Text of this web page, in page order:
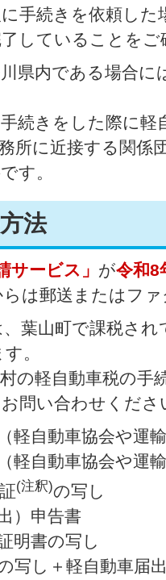
手続きを依頼した
していることを
県内である場合に
続きをした際に軽
所に近接する関係
す。
法
サービス」 が令和8
らは郵送またはフ
葉山町で課税さ
。
の軽自動車税の手
問い合わせくださ
軽自動車協会や運
軽自動車協会や運
(注釈)の写し
）申告書
明書の写し
写し＋軽自動車届